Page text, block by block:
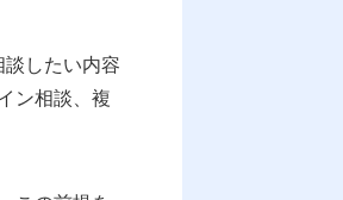
したい内容
ン相談、複